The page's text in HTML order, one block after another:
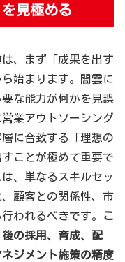
見極める
、まず「成果を出す
始まります。闇雲に
な能力が何かを見誤
業アウトソーシング
に合致する「理想の
ことが極めて重要で
、単なるスキルセッ
顧客との関係性、市
われるべきです。
こ
の採用、育成、配
ジメント施策の精度